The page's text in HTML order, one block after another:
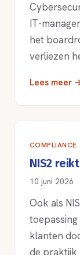
IT-
het
verliezen
Lees meer
COMPLIANCE
NIS2
10 juni 2026
Ook als
klanten
de praktijk